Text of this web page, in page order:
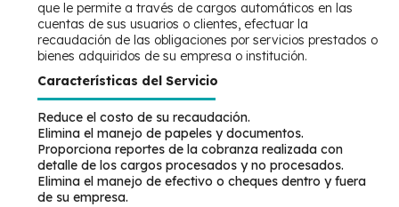
que le permite a través de cargos automáticos en las
cuentas de sus usuarios o clientes, efectuar la
recaudación de las obligaciones por servicios prestados o
bienes adquiridos de su empresa o institución.
Características del Servicio
Reduce el costo de su recaudación.
Elimina el manejo de papeles y documentos.
Proporciona reportes de la cobranza realizada con
detalle de los cargos procesados y no procesados.
Elimina el manejo de efectivo o cheques dentro y fuera
de su empresa.